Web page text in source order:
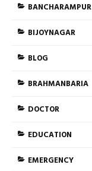
BANCHARAMPUR
BIJOYNAGAR
BLOG
BRAHMANBARIA
DOCTOR
EDUCATION
EMERGENCY